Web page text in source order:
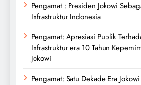
Pengamat : Presiden Jokowi
Infrastruktur Indonesia
Pengamat: Apresiasi Publik
Infrastruktur era 10 Tahun
Jokowi
Pengamat: Satu Dekade Era Jokowi